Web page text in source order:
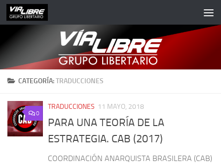
Saltar al contenido
CATEGORÍA:TRADUCCIONES
0
TRADUCCIONES 11 MAYO, 2018
PARA UNA TEORÍA DE LA
ESTRATEGIA. CAB (2017)
COORDINACIÓN ANARQUISTA BRASILERA (CAB)